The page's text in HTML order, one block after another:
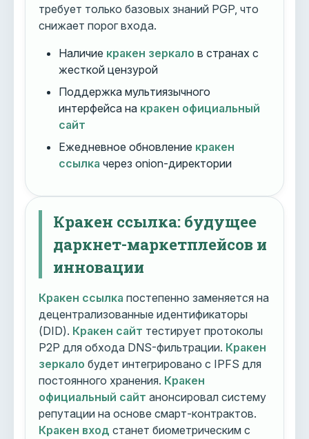
требует только базовых знаний PGP, что
снижает порог входа.
Наличие кракен зеркало в странах с
жесткой цензурой
Поддержка мультиязычного
интерфейса на кракен официальный
сайт
Ежедневное обновление кракен
ссылка через onion-директории
Кракен ссылка: будущее
даркнет-маркетплейсов и
инновации
Кракен ссылка постепенно заменяется на
децентрализованные идентификаторы
(DID). Кракен сайт тестирует протоколы
P2P для обхода DNS-фильтрации. Кракен
зеркало будет интегрировано с IPFS для
постоянного хранения. Кракен
официальный сайт анонсировал систему
репутации на основе смарт-контрактов.
Кракен вход станет биометрическим с